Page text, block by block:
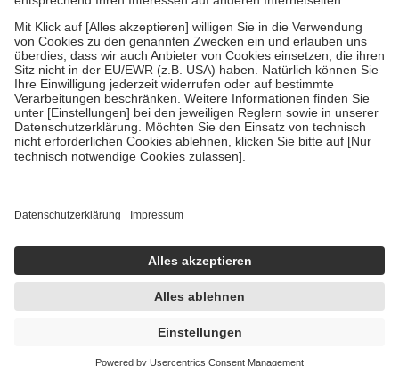
stärken und die besondere Stellung der Familie zu unterstützen,
fallenkeine Zuzahlungenan bei:
• Kindern und Jugendlichen bis zum vollendeten 18. Lebensjahr
mit Ausnahme der Fahrkosten
• Untersuchungen zur Vorsorge und Früherkennung, die von der
GKV getragen werden
• empfohlenen Schutzimpfungen
• Harn- und Blutteststreifen
getroffen, um sicherzustellen, dass es sich um echte Bewertungen
https://help.etrusted.com/hc/de/articles/4419944605341
Einige Bilder und Inhalte wurden unter Zuhilfenahme künstlicher